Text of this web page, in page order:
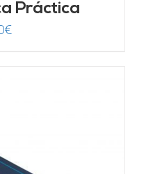
Práctica
€